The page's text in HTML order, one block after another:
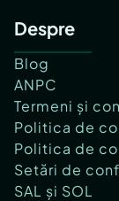
Despre
Blog
ANPC
Termeni și
Politica de
Politica de
Setări de
SAL și SOL